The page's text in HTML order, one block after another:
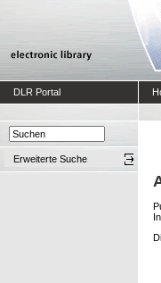
DLR Portal
Erweiterte Suche